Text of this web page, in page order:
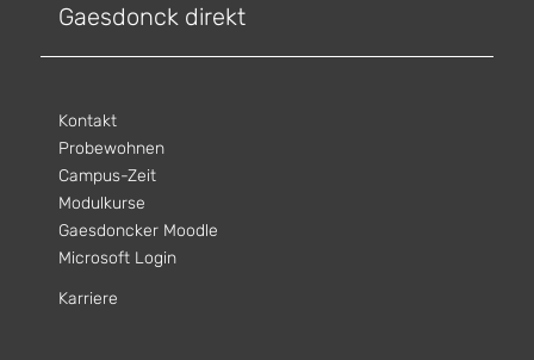
Gaesdonck direkt
Kontakt
Probewohnen
Campus-Zeit
Modulkurse
Gaesdoncker Moodle
Microsoft Login
Karriere